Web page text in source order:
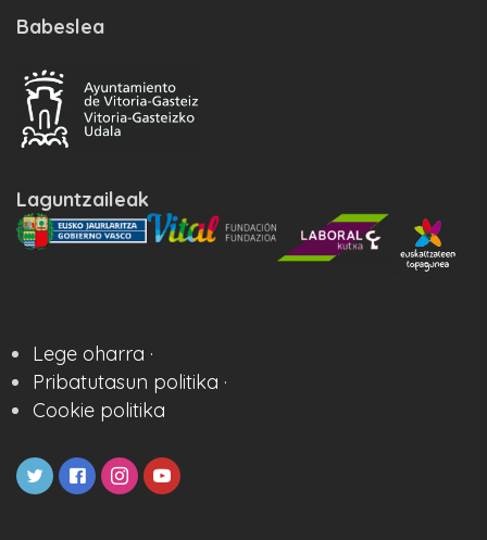
Babeslea
Laguntzaileak
Lege oharra ·
Pribatutasun politika ·
Cookie politika